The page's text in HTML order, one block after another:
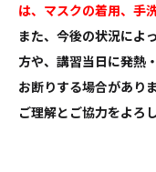
は、マスクの着用、手
また、今後の状況によ
方や、講習当日に発熱
お断りする場合があり
ご理解とご協力をよろ